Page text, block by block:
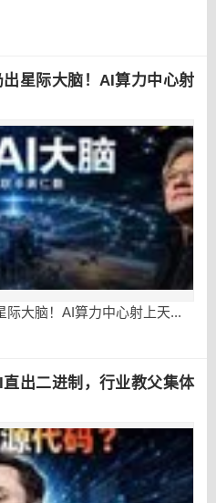
星际大脑！AI算力中心射
际大脑！AI算力中心射上天...
出二进制，行业教父集体